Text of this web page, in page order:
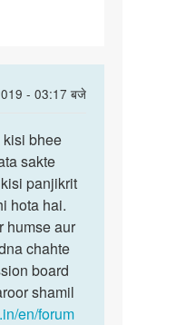
- 03:17 बजे
kisi bhee
sakte
panjikrit
hota hai.
humse aur
chahte
board
shamil
en/forum